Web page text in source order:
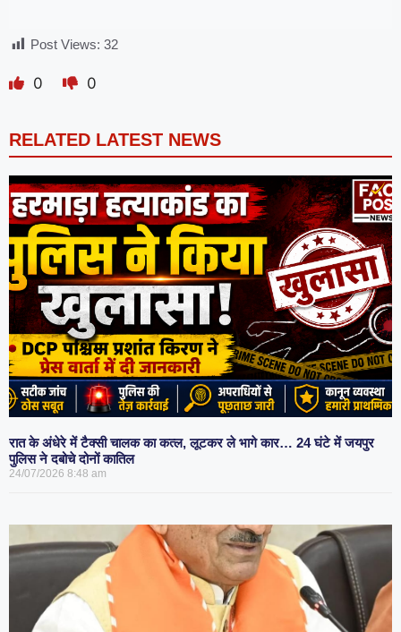
Post Views: 32
0 0
RELATED LATEST NEWS
रात के अंधेरे में टैक्सी चालक का कत्ल, लूटकर ले भागे कार… 24 घंटे में जयपुर
पुलिस ने दबोचे दोनों कातिल
24/07/2026 8:48 am